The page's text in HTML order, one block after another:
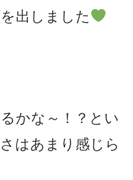
出しました
かな～！？とい
はあまり感じら